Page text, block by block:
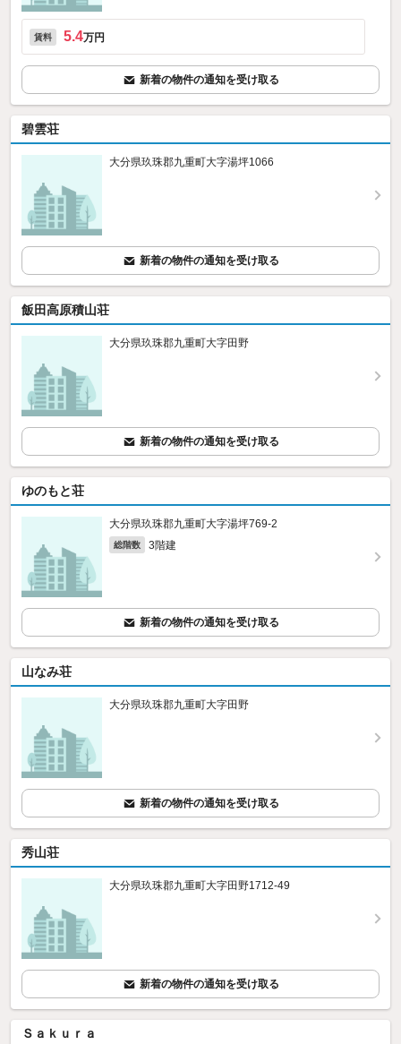
賃料 5.4万円
新着の物件の通知を受け取る
碧雲荘
大分県玖珠郡九重町大字湯坪1066
新着の物件の通知を受け取る
飯田高原積山荘
大分県玖珠郡九重町大字田野
新着の物件の通知を受け取る
ゆのもと荘
大分県玖珠郡九重町大字湯坪769‐2
総階数 3階建
新着の物件の通知を受け取る
山なみ荘
大分県玖珠郡九重町大字田野
新着の物件の通知を受け取る
秀山荘
大分県玖珠郡九重町大字田野1712‐49
新着の物件の通知を受け取る
Ｓａｋｕｒａ